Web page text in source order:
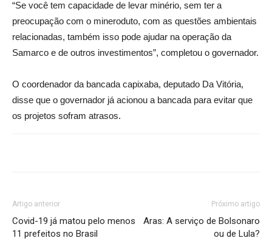
“Se você tem capacidade de levar minério, sem ter a
preocupação com o mineroduto, com as questões ambientais
relacionadas, também isso pode ajudar na operação da
Samarco e de outros investimentos”, completou o governador.
O coordenador da bancada capixaba, deputado Da Vitória,
disse que o governador já acionou a bancada para evitar que
os projetos sofram atrasos.
Artigo anterior
Covid-19 já matou pelo menos
11 prefeitos no Brasil
Próximo artigo
Aras: A serviço de Bolsonaro
ou de Lula?